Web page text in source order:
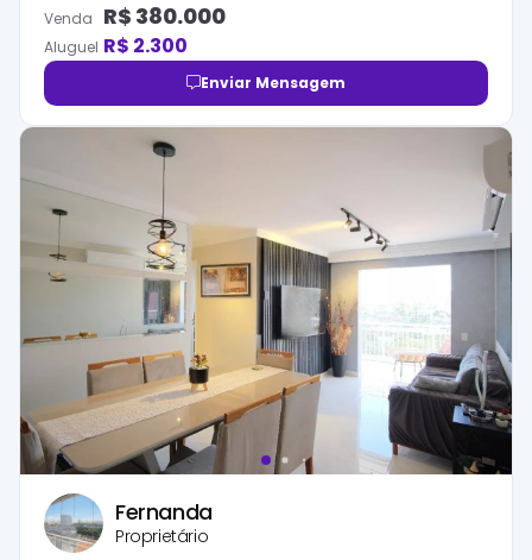
Venda R$ 380.000
Aluguel R$ 2.300
Enviar Mensagem
Fernanda
Proprietário